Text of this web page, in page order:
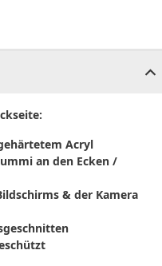
Acryl
an den Ecken /
& der Kamera